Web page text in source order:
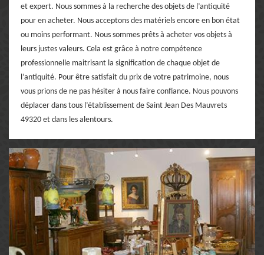
et expert. Nous sommes à la recherche des objets de l’antiquité
pour en acheter. Nous acceptons des matériels encore en bon état
ou moins performant. Nous sommes prêts à acheter vos objets à
leurs justes valeurs. Cela est grâce à notre compétence
professionnelle maitrisant la signification de chaque objet de
l’antiquité. Pour être satisfait du prix de votre patrimoine, nous
vous prions de ne pas hésiter à nous faire confiance. Nous pouvons
déplacer dans tous l’établissement de Saint Jean Des Mauvrets
49320 et dans les alentours.